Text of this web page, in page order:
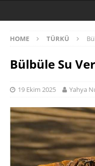
HOME TÜRKÜ
Bülbüle Su
19 Ekim 2025 Yahya